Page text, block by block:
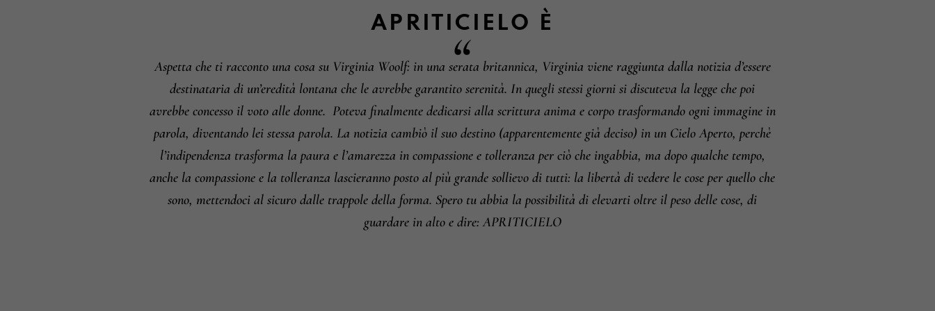
APRITICIELO È
Aspetta che ti racconto una cosa su Virginia Woolf: in una serata britannica, Virginia viene raggiunta dalla notizia d’essere
destinataria di un’eredità lontana che le avrebbe garantito serenità. In quegli stessi giorni si discuteva la legge che poi
avrebbe concesso il voto alle donne. Poteva finalmente dedicarsi alla scrittura anima e corpo trasformando ogni immagine in
parola, diventando lei stessa parola. La notizia cambiò il suo destino (apparentemente già deciso) in un Cielo Aperto, perchè
l’indipendenza trasforma la paura e l’amarezza in compassione e tolleranza per ciò che ingabbia, ma dopo qualche tempo,
anche la compassione e la tolleranza lascieranno posto al più grande sollievo di tutti: la libertà di vedere le cose per quello che
sono, mettendoci al sicuro dalle trappole della forma. Spero tu abbia la possibilità di elevarti oltre il peso delle cose, di
guardare in alto e dire: APRITICIELO